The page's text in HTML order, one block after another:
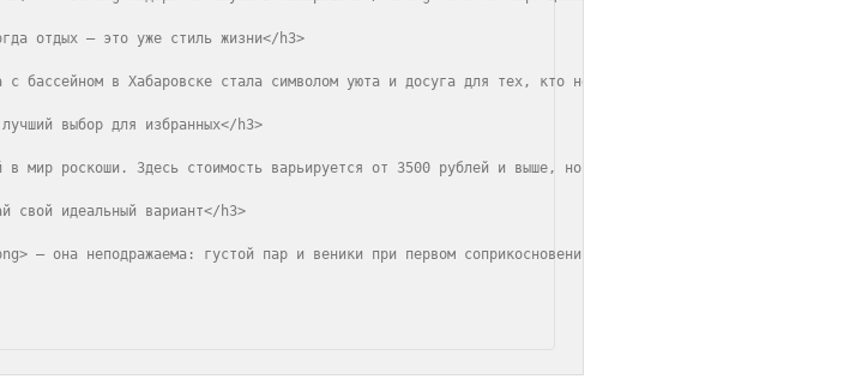
отдых — это уже стиль жизни</h3>
с бассейном в Хабаровске стала символом уюта и досуга для тех, кто не жалеет средств на комфорт.
выбор для избранных</h3>
в мир роскоши. Здесь стоимость варьируется от 3500 рублей и выше, но и предложения на твоем пути —
идеальный вариант</h3>
— она неподражаема: густой пар и веники при первом соприкосновении настраивают на правильный